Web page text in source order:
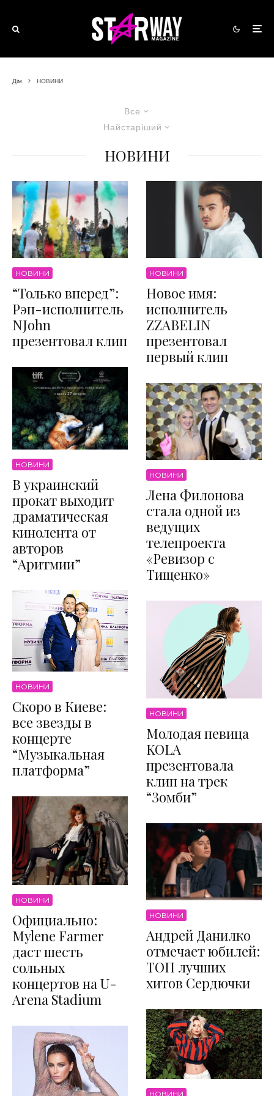
Дім НОВИНИ
Все
Найстаріший
НОВИНИ
НОВИНИ
“Только вперед”:
Рэп-исполнитель
NJohn
презентовал клип
НОВИНИ
В украинский
прокат выходит
драматическая
кинолента от
авторов
“Аритмии”
НОВИНИ
Скоро в Киеве:
все звезды в
концерте
“Музыкальная
платформа”
НОВИНИ
Официально:
Mylene Farmer
даст шесть
сольных
концертов на U-
Arena Stadium
НОВИНИ
Новое имя:
исполнитель
ZZABELIN
презентовал
первый клип
НОВИНИ
Лена Филонова
стала одной из
ведущих
телепроекта
«Ревизор с
Тищенко»
НОВИНИ
Молодая певица
KOLA
презентовала
клип на трек
“Зомби”
НОВИНИ
Андрей Данилко
отмечает юбилей:
ТОП лучших
хитов Сердючки
НОВИНИ